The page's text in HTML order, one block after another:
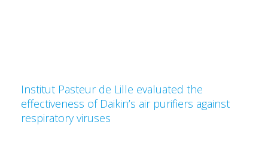
Institut Pasteur de Lille evaluated the
effectiveness of Daikin’s air purifiers against
respiratory viruses